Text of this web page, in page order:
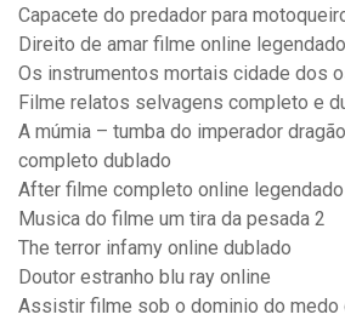
Capacete do predador para
Direito de amar filme online legendado
Os instrumentos mortais cidade dos
Filme relatos selvagens completo e
A múmia – tumba do imperador
completo dublado
After filme completo online legendado
Musica do filme um tira da pesada 2
The terror infamy online dublado
Doutor estranho blu ray online
Assistir filme sob o dominio do medo